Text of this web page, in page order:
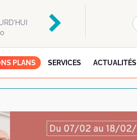
Auchan
OUVERT AUJOURD'HUI
DE 08:30 À 21:30
PLANS SERVICES ACTUALITÉS